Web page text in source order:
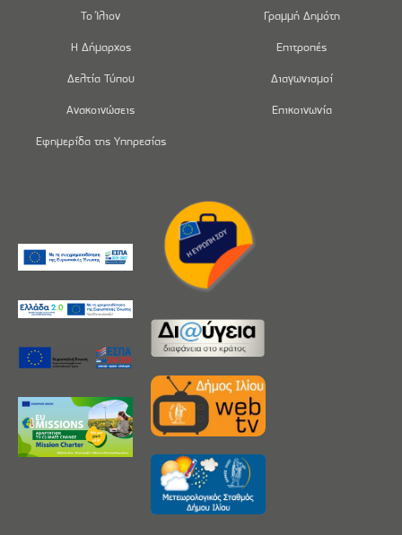
Το Ίλιον
Η Δήμαρχος
Δελτία Τύπου
Ανακοινώσεις
Εφημερίδα της Υπηρεσίας
Γραμμή Δημότη
Επιτροπές
Διαγωνισμοί
Επικοινωνία